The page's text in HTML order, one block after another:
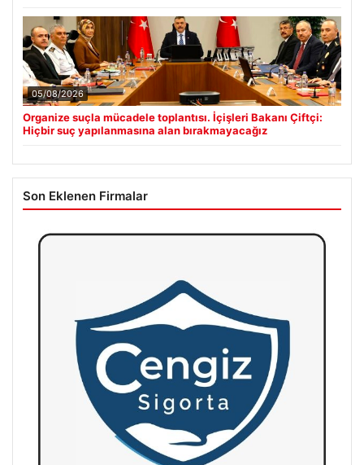
05/08/2026
Organize suçla mücadele toplantısı. İçişleri Bakanı Çiftçi:
Hiçbir suç yapılanmasına alan bırakmayacağız
Son Eklenen Firmalar